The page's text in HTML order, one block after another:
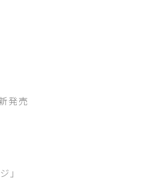
発売
」